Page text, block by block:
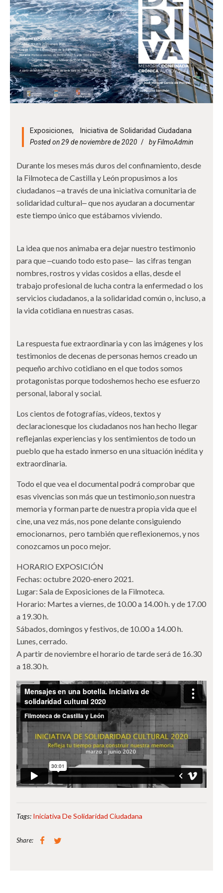
Exposiciones,
Iniciativa de Solidaridad Ciudadana
Posted on 29 de noviembre de 2020
byFilmoAdmin
Durante los meses más duros del confinamiento, desde
la Filmoteca de Castilla y León propusimos a los
ciudadanos ‒a través de una iniciativa comunitaria de
solidaridad cultural‒ que nos ayudaran a documentar
este tiempo único que estábamos viviendo.
La idea que nos animaba era dejar nuestro testimonio
para que ‒cuando todo esto pase‒ las cifras tengan
nombres, rostros y vidas cosidos a ellas, desde el
trabajo profesional de lucha contra la enfermedad o los
servicios ciudadanos, a la solidaridad común o, incluso, a
la vida cotidiana en nuestras casas.
La respuesta fue extraordinaria y con las imágenes y los
testimonios de decenas de personas hemos creado un
pequeño archivo cotidiano en el que todos somos
protagonistas porque todoshemos hecho ese esfuerzo
personal, laboral y social.
Los cientos de fotografías, vídeos, textos y
declaracionesque los ciudadanos nos han hecho llegar
reflejanlas experiencias y los sentimientos de todo un
pueblo que ha estado inmerso en una situación inédita y
extraordinaria.
Todo el que vea el documental podrá comprobar que
esas vivencias son más que un testimonio,son nuestra
memoria y forman parte de nuestra propia vida que el
cine, una vez más, nos pone delante consiguiendo
emocionarnos, pero también que reflexionemos, y nos
conozcamos un poco mejor.
HORARIO EXPOSICIÓN
Fechas: octubre 2020-enero 2021.
Lugar: Sala de Exposiciones de la Filmoteca.
Horario: Martes a viernes, de 10.00 a 14.00 h. y de 17.00
a 19.30 h.
Sábados, domingos y festivos, de 10.00 a 14.00 h.
Lunes, cerrado.
A partir de noviembre el horario de tarde será de 16.30
a 18.30 h.
Tags: Iniciativa De Solidaridad Ciudadana
Share: